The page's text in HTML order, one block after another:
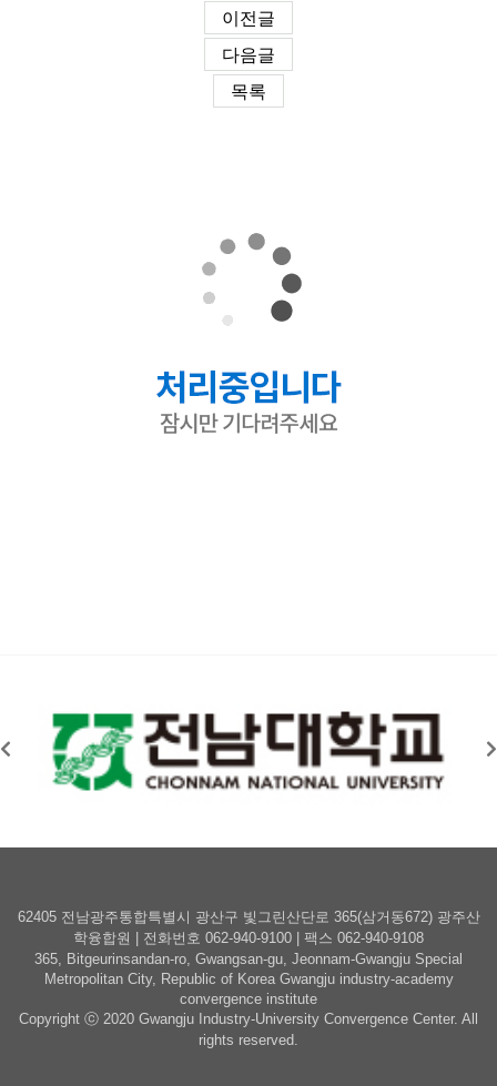
이전글
다음글
목록
62405 전남광주통합특별시 광산구 빛그린산단로 365(삼거동672) 광주산
학융합원 | 전화번호 062-940-9100 | 팩스 062-940-9108
365, Bitgeurinsandan-ro, Gwangsan-gu, Jeonnam-Gwangju Special
Metropolitan City, Republic of Korea Gwangju industry-academy
convergence institute
Copyright ⓒ 2020 Gwangju Industry-University Convergence Center. All
rights reserved.